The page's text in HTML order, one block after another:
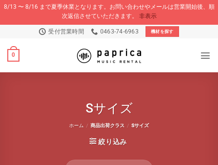
8/13 〜 8/16 まで夏季休業となります。お問い合わせやメールは営業開始後、順
次返信させていただきます。 非表示
content
受付営業時間 0463-74-6963 機材を探す
0
Sサイズ
ホーム / 商品出荷クラス / Sサイズ
絞り込み